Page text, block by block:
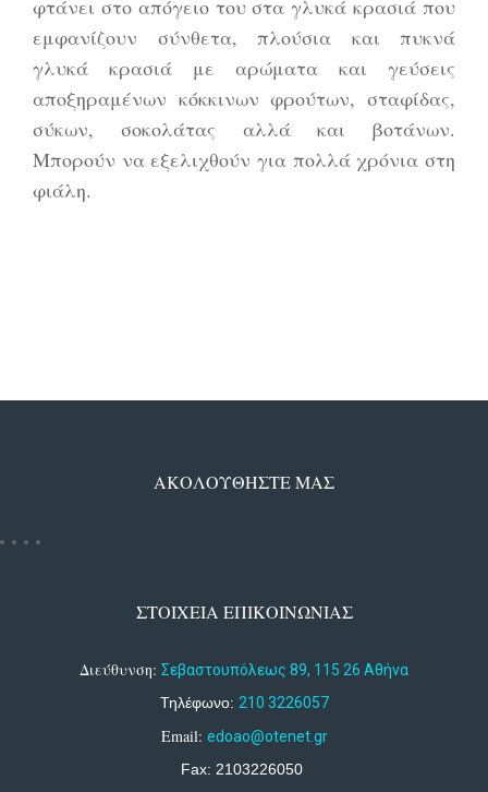
φτάνει στο απόγειο του στα γλυκά κρασιά που
εμφανίζουν σύνθετα, πλούσια και πυκνά
γλυκά κρασιά με αρώματα και γεύσεις
αποξηραμένων κόκκινων φρούτων, σταφίδας,
σύκων, σοκολάτας αλλά και βοτάνων.
Μπορούν να εξελιχθούν για πολλά χρόνια στη
φιάλη.
ΑΚΟΛΟΥΘΗΣΤΕ ΜΑΣ
ΣΤΟΙΧΕΙΑ ΕΠΙΚΟΙΝΩΝΙΑΣ
Διεύθυνση: Σεβαστουπόλεως 89, 115 26 Αθήνα
Τηλέφωνο: 210 3226057
Email: edoao@otenet.gr
Fax: 2103226050